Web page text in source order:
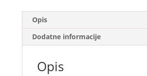
Opis
Dodatne informacije
Opis